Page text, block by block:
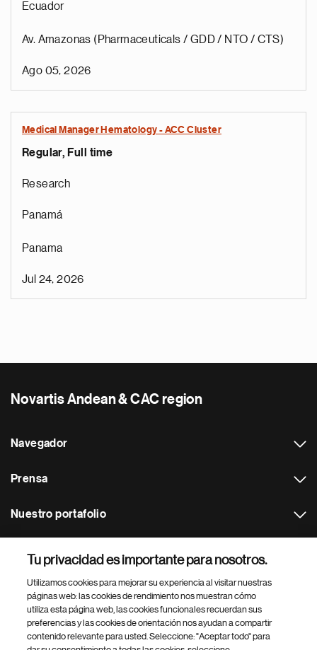
Ecuador
Av. Amazonas (Pharmaceuticals / GDD / NTO / CTS)
Ago 05, 2026
Medical Manager Hematology - ACC Cluster
Regular, Full time
Research
Panamá
Panama
Jul 24, 2026
Novartis Andean & CAC region
Navegador
Prensa
Nuestro portafolio
Footer Site Search
Tu privacidad es importante para nosotros.
Utilizamos cookies para mejorar su experiencia al visitar nuestras
páginas web: las cookies de rendimiento nos muestran cómo
utiliza esta página web, las cookies funcionales recuerdan sus
preferencias y las cookies de orientación nos ayudan a compartir
contenido relevante para usted. Seleccione: "Aceptar todo" para